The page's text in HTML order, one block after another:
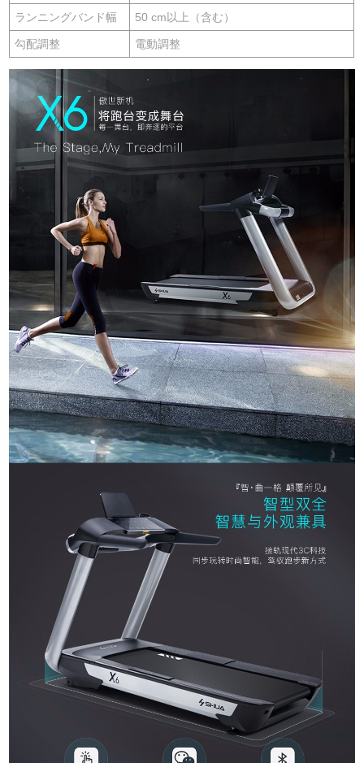
ランニングバンド幅 50 cm以上（含む）
勾配調整 電動調整